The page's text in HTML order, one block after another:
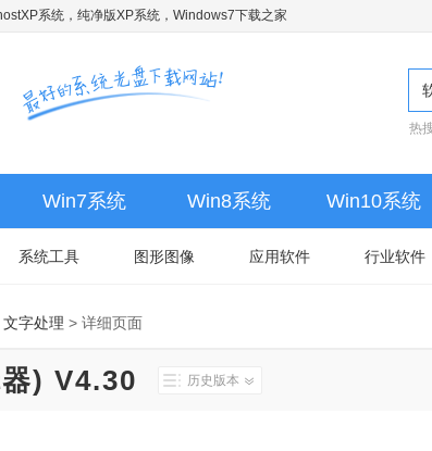
系统，纯净版XP系统，Windows7下载之家
热
Win7系统 Win8系统 Win10系统
系统工具 图形图像 应用软件 行业软件
文字处理 > 详细页面
) V4.30 历史版本